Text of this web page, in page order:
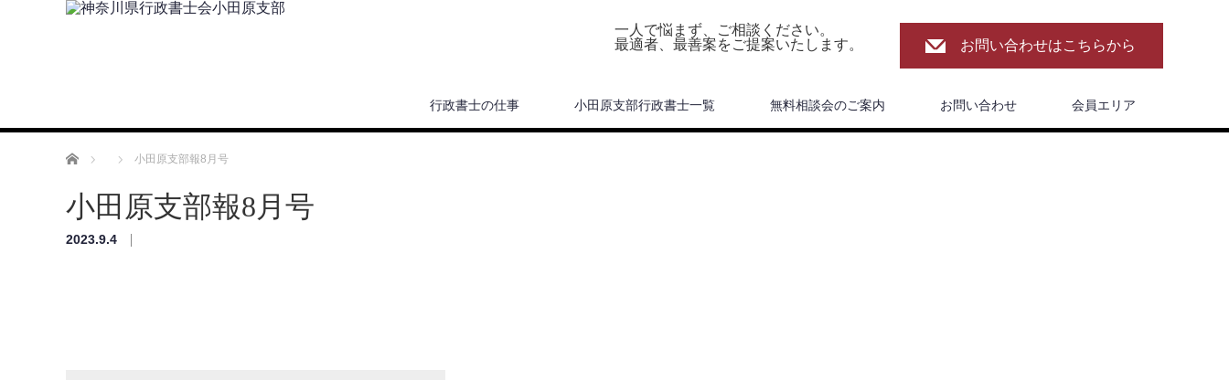
一人で悩まず、ご相談ください。
最適者、最善案をご提案いたします。
お問い合わせはこちらから
行政書士の仕事 小田原支部行政書士一覧 無料相談会のご案内 お問い合わせ 会員エリア
ホーム 小田原支部報8月号
小田原支部報8月号
2023.9.4